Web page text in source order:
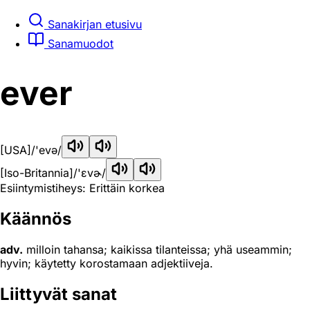
Sanakirjan etusivu
Sanamuodot
ever
[USA] /'evə/
[Iso-Britannia]/'ɛvɚ/
Esiintymistiheys: Erittäin korkea
Käännös
adv. milloin tahansa; kaikissa tilanteissa; yhä useammin;
hyvin; käytetty korostamaan adjektiiveja.
Liittyvät sanat